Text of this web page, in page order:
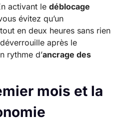
activant le déblocage
évitez qu’un
en deux heures sans rien
après le
rythme d’ancrage des
mois et la